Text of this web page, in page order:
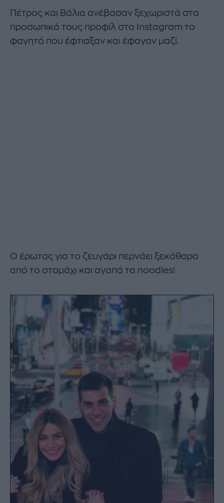
Πέτρος και Βάλια ανέβασαν ξεχωριστά στα
προσωπικά τους προφίλ στο Instagram το
φαγητό που έφτιαξαν και έφαγαν μαζί.
Ο έρωτας για το ζευγάρι περνάει ξεκάθαρα
από το στομάχι και αγαπά τα noodles!